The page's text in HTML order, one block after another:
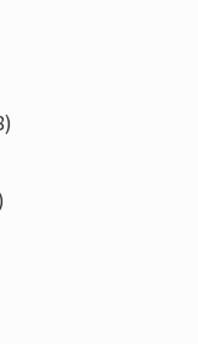
ント